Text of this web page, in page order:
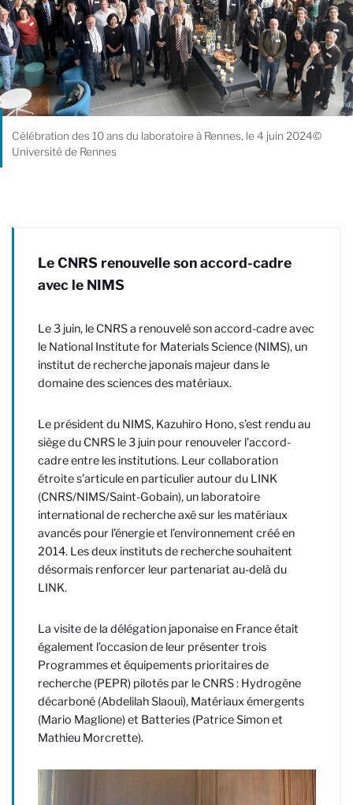
Célébration des 10 ans du laboratoire à Rennes, le 4 juin 2024©
Université de Rennes
Le CNRS renouvelle son accord-cadre
avec le NIMS
Le 3 juin, le CNRS a renouvelé son accord-cadre avec
le National Institute for Materials Science (NIMS), un
institut de recherche japonais majeur dans le
domaine des sciences des matériaux.
Le président du NIMS, Kazuhiro Hono, s’est rendu au
siège du CNRS le 3 juin pour renouveler l’accord-
cadre entre les institutions. Leur collaboration
étroite s’articule en particulier autour du LINK
(CNRS/NIMS/Saint-Gobain), un laboratoire
international de recherche axé sur les matériaux
avancés pour l’énergie et l’environnement créé en
2014. Les deux instituts de recherche souhaitent
désormais renforcer leur partenariat au-delà du
LINK.
La visite de la délégation japonaise en France était
également l’occasion de leur présenter trois
Programmes et équipements prioritaires de
recherche (PEPR) pilotés par le CNRS : Hydrogène
décarboné (Abdelilah Slaoui), Matériaux émergents
(Mario Maglione) et Batteries (Patrice Simon et
Mathieu Morcrette).